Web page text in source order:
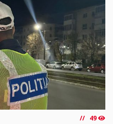
49